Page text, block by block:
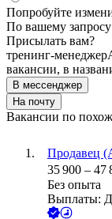
Попробуйте
По вашему запросу
Присылать вам?
тренинг-менеджер
вакансии, в
В мессенджер
На почту
Вакансии по
Продавец
35 900 – 47
Без опыта
Выплаты: